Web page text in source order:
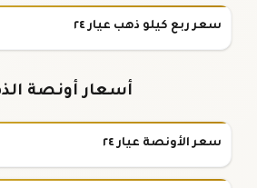
سعر ربع كيلو ذهب عيار ٢٤
أسعار أونصة
سعر الأونصة عيار ٢٤